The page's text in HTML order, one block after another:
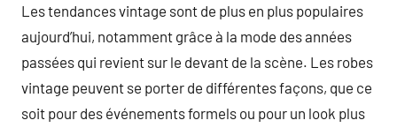
Les tendances vintage sont de plus en plus populaires
aujourd’hui, notamment grâce à la mode des années
passées qui revient sur le devant de la scène. Les robes
vintage peuvent se porter de différentes façons, que ce
soit pour des événements formels ou pour un look plus